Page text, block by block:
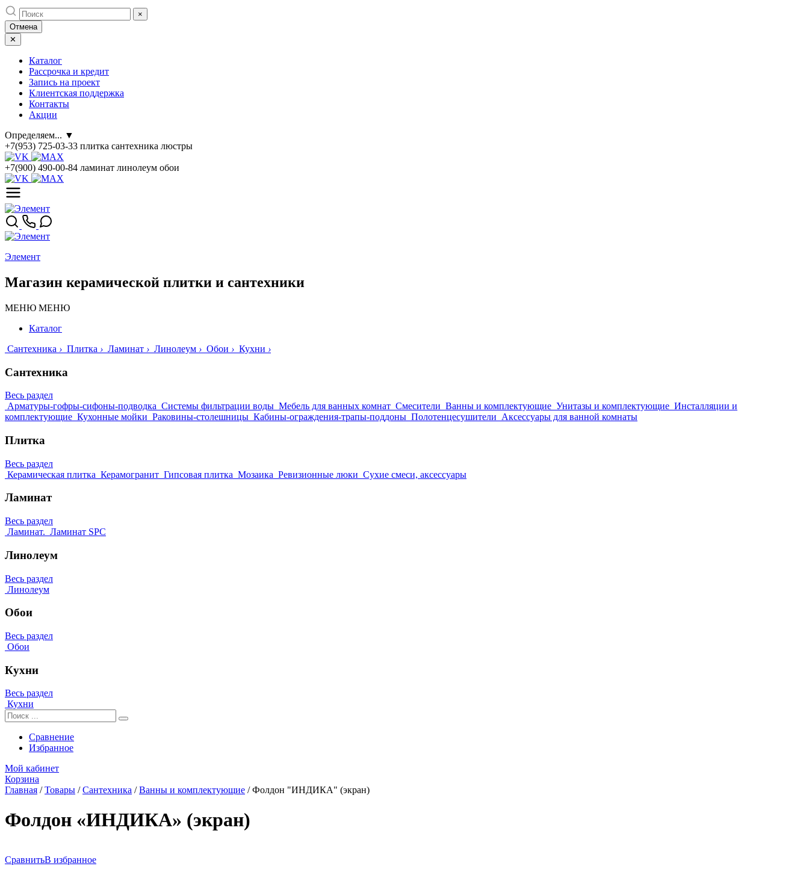
Skip
to
content
×
Отмена
✕
Каталог
Рассрочка и кредит
Запись на проект
Клиентская поддержка
Контакты
Акции
Определяем... ▼
+7(953) 725-03-33 плитка сантехника люстры
+7(900) 490-00-84 ламинат линолеум обои
Элемент
Магазин керамической плитки и сантехники
МЕНЮ МЕНЮ
Каталог
Сантехника › Плитка › Ламинат › Линолеум › Обои › Кухни ›
Сантехника
Весь раздел
Арматуры-гофры-сифоны-подводка Системы фильтрации воды Мебель для ванных комнат Смесители Ванны и комплектующие Унитазы и комплектующие Инсталляции и
комплектующие Кухонные мойки Раковины-столешницы Кабины-ограждения-трапы-поддоны Полотенцесушители Аксессуары для ванной комнаты
Плитка
Весь раздел
Керамическая плитка Керамогранит Гипсовая плитка Мозаика Ревизионные люки Сухие смеси, аксессуары
Ламинат
Весь раздел
Ламинат. Ламинат SPC
Линолеум
Весь раздел
Линолеум
Обои
Весь раздел
Обои
Кухни
Весь раздел
Кухни
Сравнение
Избранное
Мой кабинет
Корзина
Главная /Товары /Сантехника /Ванны и комплектующие /Фолдон "ИНДИКА" (экран)
Фолдон «ИНДИКА» (экран)
СравнитьВ избранное